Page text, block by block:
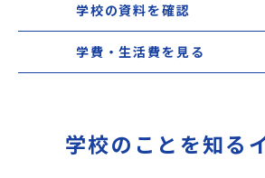
学校の資料を確認
学費・生活費を見る
学校のことを知る